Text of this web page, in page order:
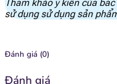
id="1923"]
Tham khảo ý kiến của
sử dụng sử dụng sản
Đánh giá (0)
Đánh giá